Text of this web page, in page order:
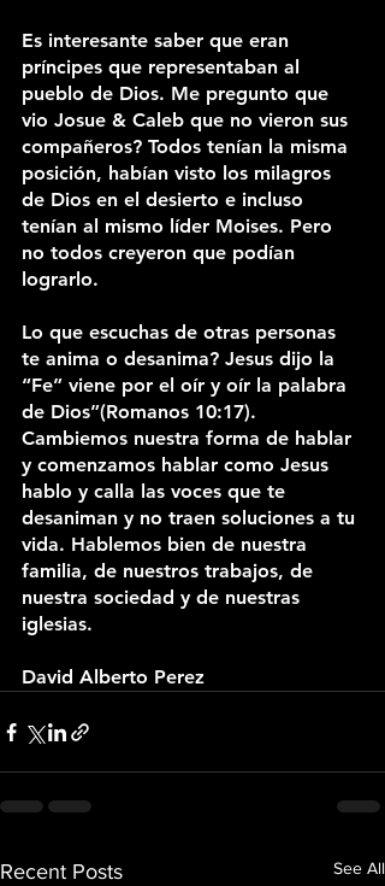
Es interesante saber que eran
príncipes que representaban al
pueblo de Dios. Me pregunto que
vio Josue & Caleb que no vieron sus
compañeros? Todos tenían la misma
posición, habían visto los milagros
de Dios en el desierto e incluso
tenían al mismo líder Moises. Pero
no todos creyeron que podían
lograrlo.
Lo que escuchas de otras personas
te anima o desanima? Jesus dijo la
“Fe” viene por el oír y oír la palabra
de Dios”(Romanos 10:17).
Cambiemos nuestra forma de hablar
y comenzamos hablar como Jesus
hablo y calla las voces que te
desaniman y no traen soluciones a tu
vida. Hablemos bien de nuestra
familia, de nuestros trabajos, de
nuestra sociedad y de nuestras
iglesias.
David Alberto Perez
Recent Posts See All